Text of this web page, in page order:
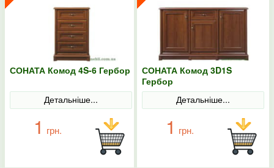
СОНАТА Комод 4S-6 Гербор
Детальніше...
1 грн.
СОНАТА Комод 3D1S
Гербор
Детальніше...
1 грн.